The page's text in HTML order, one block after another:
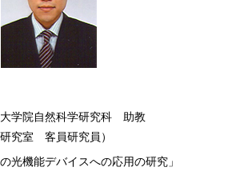
学院自然科学研究科 助教
究室 客員研究員）
光機能デバイスへの応用の研究」